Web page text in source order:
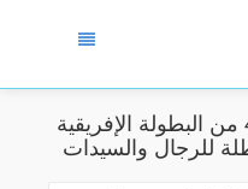
‍ إختتام نهائيات النسخة 43 من البطولة الإفريقية
للرجال والسيدات